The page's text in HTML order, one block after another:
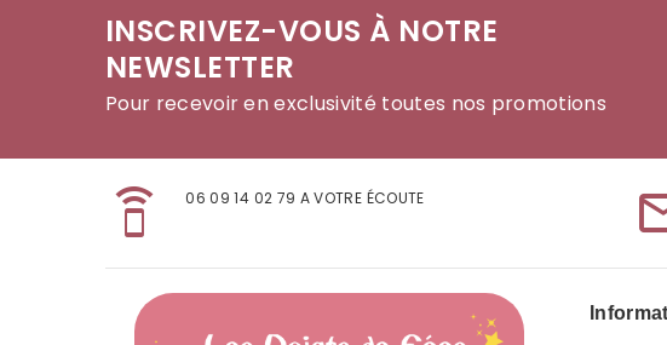
INSCRIVEZ-VOUS À NOTRE
NEWSLETTER
Pour recevoir en exclusivité toutes nos promotions
speaker_phone 06 09 14 02 79 A VOTRE ÉCOUTE